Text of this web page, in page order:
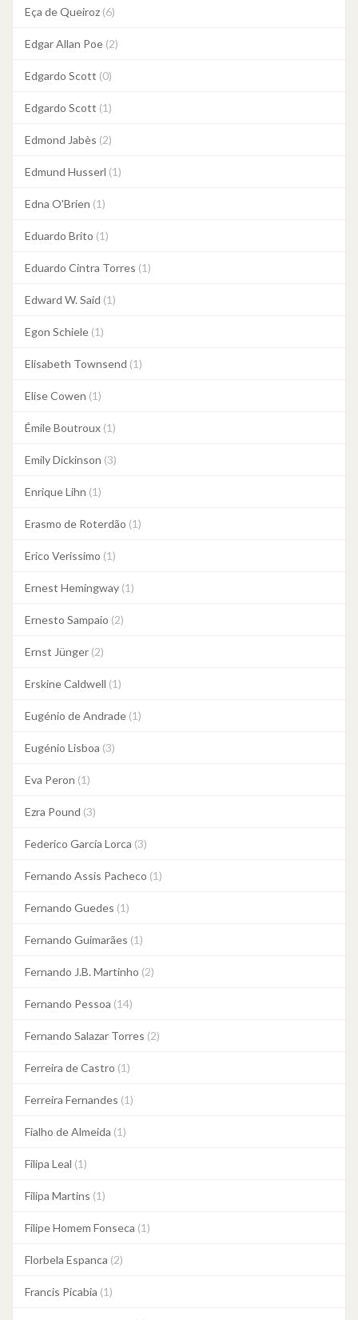
Eça de Queiroz (6)
Edgar Allan Poe (2)
Edgardo Scott (0)
Edgardo Scott (1)
Edmond Jabès (2)
Edmund Husserl (1)
Edna O'Brien (1)
Eduardo Brito (1)
Eduardo Cintra Torres (1)
Edward W. Said (1)
Egon Schiele (1)
Elisabeth Townsend (1)
Elise Cowen (1)
Émile Boutroux (1)
Emily Dickinson (3)
Enrique Lihn (1)
Erasmo de Roterdão (1)
Erico Verissimo (1)
Ernest Hemingway (1)
Ernesto Sampaio (2)
Ernst Jünger (2)
Erskine Caldwell (1)
Eugénio de Andrade (1)
Eugénio Lisboa (3)
Eva Peron (1)
Ezra Pound (3)
Federico García Lorca (3)
Fernando Assis Pacheco (1)
Fernando Guedes (1)
Fernando Guimarães (1)
Fernando J.B. Martinho (2)
Fernando Pessoa (14)
Fernando Salazar Torres (2)
Ferreira de Castro (1)
Ferreira Fernandes (1)
Fialho de Almeida (1)
Filipa Leal (1)
Filipa Martins (1)
Filipe Homem Fonseca (1)
Florbela Espanca (2)
Francis Picabia (1)